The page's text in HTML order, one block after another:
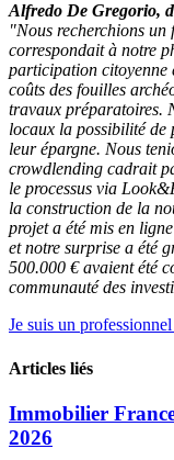
Alfredo De Gregorio,
"Nous recherchions un
correspondait à notre
participation citoyenne
coûts des fouilles
travaux préparatoires.
locaux la possibilité de
leur épargne. Nous
crowdlending cadrait
le processus via
la construction de la
projet a été mis en
et notre surprise a été
500.000 € avaient été
communauté des
Je suis un
Articles liés
Immobilier
2026